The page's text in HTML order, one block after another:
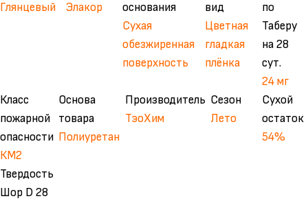
Глянцевый
Элакор
основания
Сухая
обезжиренная
поверхность
вид
Цветная
гладкая
плёнка
по
Таберу
на 28
сут.
24 мг
Класс
пожарной
опасности
КМ2
Основа
товара
Полиуретан
Производитель
ТэоХим
Сезон
Лето
Сухой
остаток
54%
Твердость
Шор D 28